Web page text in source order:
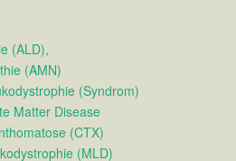
(ALD),
(AMN)
(Syndrom)
Matter Disease
(CTX)
(MLD)